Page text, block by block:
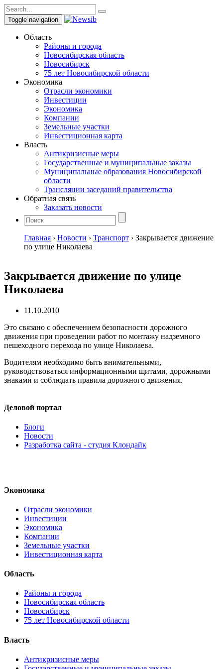
Toggle navigation
Область
Районы и города
Новосибирская область
Новосибирск
75 лет Новосибирской области
Экономика
Отрасли экономики
Инвестиции
Экономика
Компании
Земельные участки
Инвестиционная карта
Власть
Антикризисные меры
Государственные и муниципальные заказы
Муниципальные образования Новосибирской
области
Трансляции заседаний правительства
Обратная связь
Заказать новости
Главная › Новости › Транспорт › Закрывается движение
по улице Николаева
Закрывается движение по улице
Николаева
11.10.2010
Это связано с обеспечением безопасности дорожного
движения при проведении работ по монтажу надземного
пешеходного перехода по улице Николаева.
Водителям необходимо быть внимательными,
руководствоваться информационными щитами, дорожными
знаками и соблюдать правила дорожного движения.
Деловой портал
Блоги
Новости
Разработка сайта - студия Клондайк
Экономика
Отрасли экономики
Инвестиции
Экономика
Компании
Земельные участки
Инвестиционная карта
Область
Районы и города
Новосибирская область
Новосибирск
75 лет Новосибирской области
Власть
Антикризисные меры